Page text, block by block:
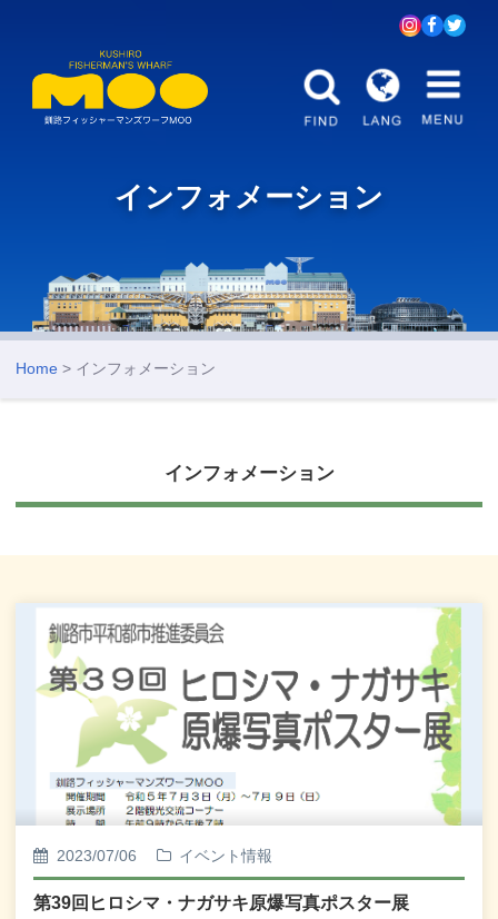
インフォメーション
Home > インフォメーション
インフォメーション
2023/07/06 イベント情報
第39回ヒロシマ・ナガサキ原爆写真ポスター展